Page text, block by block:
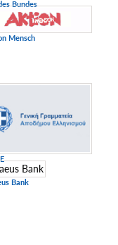
Bundes
Mensch
Bank